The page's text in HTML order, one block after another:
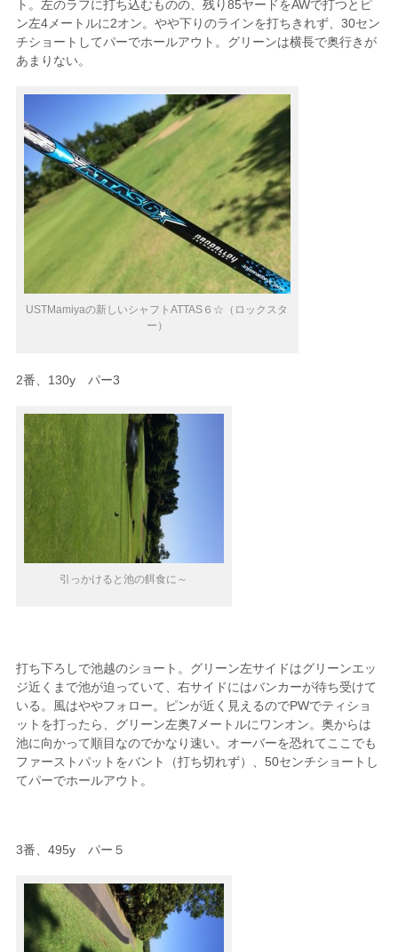
ト。左のラフに打ち込むものの、残り85ヤードをAWで打つとピ
ン左4メートルに2オン。やや下りのラインを打ちきれず、30セン
チショートしてパーでホールアウト。グリーンは横長で奥行きが
あまりない。
USTMamiyaの新しいシャフトATTAS６☆（ロックスタ
ー）
2番、130y パー3
引っかけると池の餌食に～
打ち下ろしで池越のショート。グリーン左サイドはグリーンエッ
ジ近くまで池が迫っていて、右サイドにはバンカーが待ち受けて
いる。風はややフォロー。ピンが近く見えるのでPWでティショ
ットを打ったら、グリーン左奥7メートルにワンオン。奥からは
池に向かって順目なのでかなり速い。オーバーを恐れてここでも
ファーストパットをバント（打ち切れず）、50センチショートし
てパーでホールアウト。
3番、495y パー５